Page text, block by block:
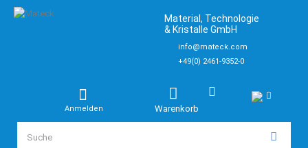
Material, Technologie
& Kristalle GmbH
info@mateck.com
+49(0) 2461-9352-0
Warenkorb
Anmelden